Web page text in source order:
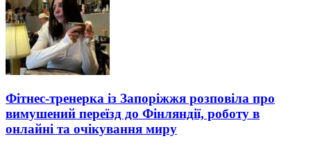
Фітнес-тренерка із Запоріжжя розповіла про
вимушений переїзд до Фінляндії, роботу в
онлайні та очікування миру